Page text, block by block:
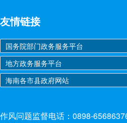
友情链接
作风问题监督电话：0898-